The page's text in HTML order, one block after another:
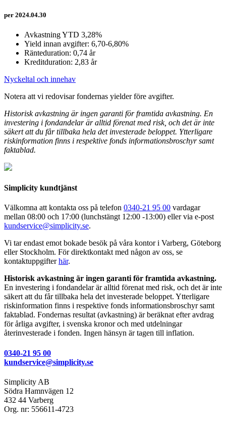
per 2024.04.30
Avkastning YTD 3,28%
Yield innan avgifter: 6,70-6,80%
Ränteduration: 0,74 år
Kreditduration: 2,83 år
Nyckeltal och innehav
Notera att vi redovisar fondernas yielder före avgifter.
Historisk avkastning är ingen garanti för framtida avkastning. En
investering i fondandelar är alltid förenat med risk, och det är inte
säkert att du får tillbaka hela det investerade beloppet. Ytterligare
riskinformation finns i respektive fonds informationsbroschyr samt
faktablad.
Simplicity kundtjänst
Välkomna att kontakta oss på telefon 0340-21 95 00 vardagar
mellan 08:00 och 17:00 (lunchstängt 12:00 -13:00) eller via e-post
kundservice@simplicity.se.
Vi tar endast emot bokade besök på våra kontor i Varberg, Göteborg
eller Stockholm. För direktkontakt med någon av oss, se
kontaktuppgifterhär.
Historisk avkastning är ingen garanti för framtida avkastning.
En investering i fondandelar är alltid förenat med risk, och det är inte
säkert att du får tillbaka hela det investerade beloppet. Ytterligare
riskinformation finns i respektive fonds informationsbroschyr samt
faktablad. Fondernas resultat (avkastning) är beräknat efter avdrag
för årliga avgifter, i svenska kronor och med utdelningar
återinvesterade i fonden. Ingen hänsyn är tagen till inflation.
0340-21 95 00
kundservice@simplicity.se
Simplicity AB
Södra Hamnvägen 12
432 44 Varberg
Org. nr: 556611-4723